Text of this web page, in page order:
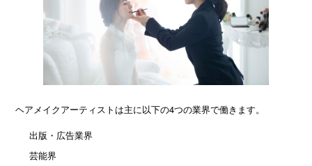
ヘアメイクアーティストは主に以下の4つの業界で働きます。
出版・広告業界
芸能界